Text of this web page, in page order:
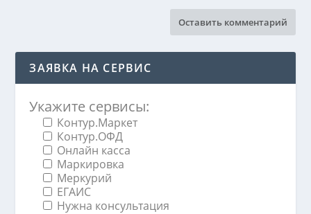
ЗАЯВКА НА СЕРВИС
Укажите сервисы:
Контур.Маркет
Контур.ОФД
Онлайн касса
Маркировка
Меркурий
ЕГАИС
Нужна консультация